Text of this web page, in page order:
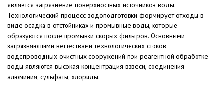
является загрязнение поверхностных источников воды.
Технологический процесс водоподготовки формирует отходы в
виде осадка в отстойниках и промывные воды, которые
образуются после промывки скорых фильтров. Основными
загрязняющими веществами технологических стоков
водопроводных очистных сооружений при реагентной обработке
воды являются высокая концентрация взвеси, соединения
алюминия, сульфаты, хлориды.